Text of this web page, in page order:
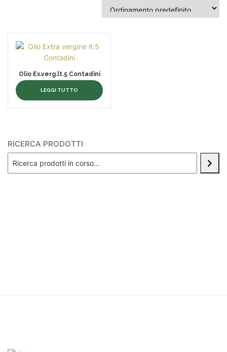
Olio Ex.verg.lt.5 Contadini
LEGGI TUTTO
RICERCA PRODOTTI